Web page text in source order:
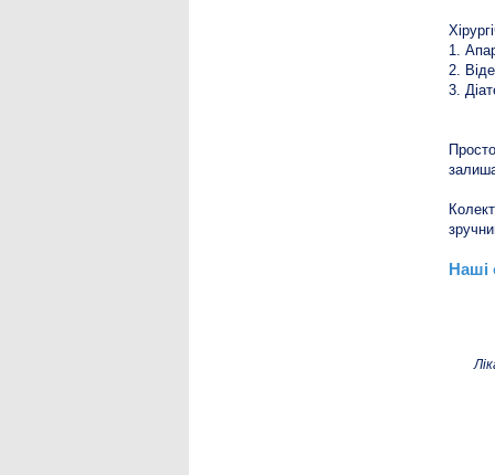
1.
2.
3.
Наші